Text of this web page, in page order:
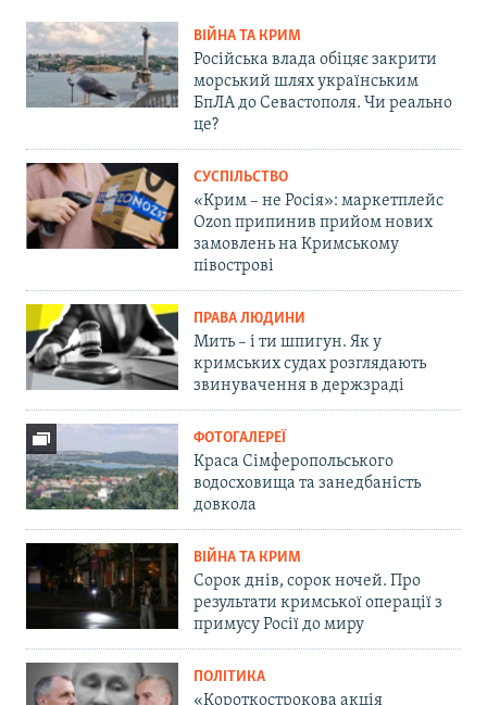
ВІЙНА ТА КРИМ
Російська влада обіцяє закрити
морський шлях українським
БпЛА до Севастополя. Чи реально
це?
СУСПІЛЬСТВО
«Крим – не Росія»: маркетплейс
Ozon припинив прийом нових
замовлень на Кримському
півострові
ПРАВА ЛЮДИНИ
Мить – і ти шпигун. Як у
кримських судах розглядають
звинувачення в держзраді
ФОТОГАЛЕРЕЇ
Краса Сімферопольського
водосховища та занедбаність
довкола
ВІЙНА ТА КРИМ
Сорок днів, сорок ночей. Про
результати кримської операції з
примусу Росії до миру
ПОЛІТИКА
«Короткострокова акція